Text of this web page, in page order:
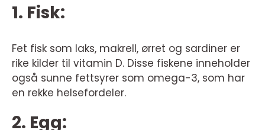
1. Fisk:
Fet fisk som laks, makrell, ørret og sardiner er
rike kilder til vitamin D. Disse fiskene inneholder
også sunne fettsyrer som omega-3, som har
en rekke helsefordeler.
2. Egg: